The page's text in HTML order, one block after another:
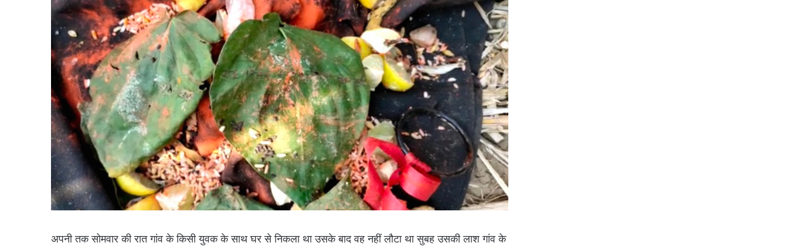
अपनी तक सोमवार की रात गांव के किसी युवक के साथ घर से निकला था उसके बाद वह नहीं लौटा था सुबह उसकी लाश गांव के